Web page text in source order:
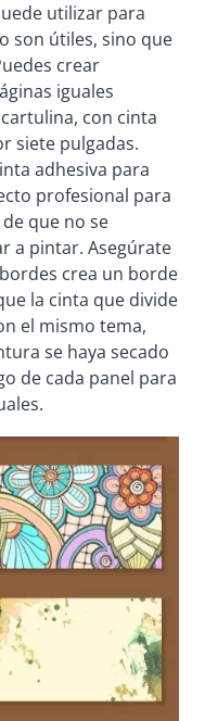
utilizar para
son útiles, sino que
crear
iguales
con cinta
siete pulgadas.
adhesiva para
profesional para
que no se
a pintar. Asegúrate
crea un borde
la cinta que divide
el mismo tema,
se haya secado
de cada panel para